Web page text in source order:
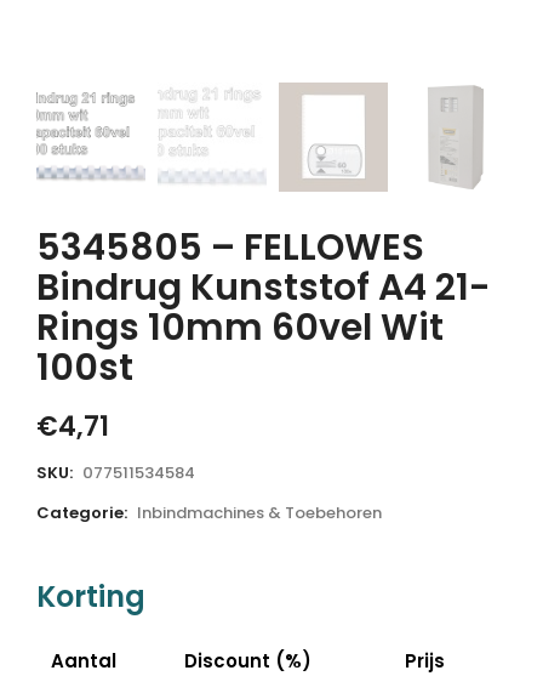
5345805 – FELLOWES
Bindrug Kunststof A4 21-
Rings 10mm 60vel Wit
100st
€4,71
SKU: 077511534584
Categorie: Inbindmachines & Toebehoren
Korting
Aantal Discount (%)
Prijs